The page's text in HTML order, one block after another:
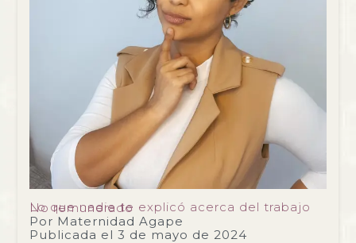
Lo que nadie te explicó acerca del trabajo No remunerado
Por Maternidad Agape
Publicada el3 de mayo de 2024